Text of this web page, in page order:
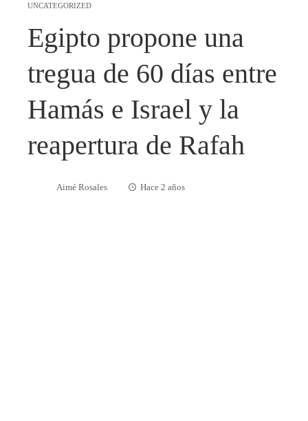
UNCATEGORIZED
Egipto propone una
tregua de 60 días entre
Hamás e Israel y la
reapertura de Rafah
Aimé Rosales Hace 2 años